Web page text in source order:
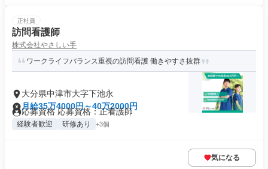
正社員
訪問看護師
株式会社やさしい手
ワークライフバランス重視の訪問看護 働きやすさ抜群
大分県中津市大字下池永
月給35万4000円～40万2000円
応募資格 応募資格：正看護師
経験者歓迎 研修あり +3個
気になる